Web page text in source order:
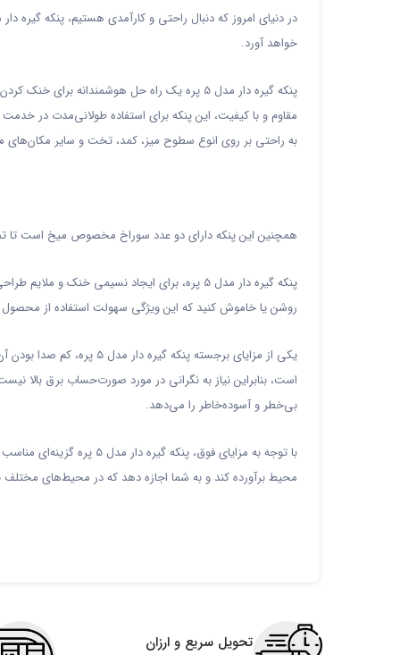
خواهد آورد.
مقاوم و با کیفیت، این پنکه برای استفاده طولانی‌مدت در
به راحتی بر روی انوع سطوح میز، کمد، تخت و سایر مکان‌های
همچنین این پنکه دارای دو عدد سوراخ مخصوص میخ است تا
پنکه گیره دار مدل 5 پره، برای ایجاد
روشن یا خاموش کنید که این ویژگی سهولت استفاده از
یکی از مزایای برجسته
بی‌خطر و آسوده‌خاطر را می‌دهد.
با توجه به مزایای
محیط برآورده کند و به شما اجازه دهد که در محیط‌های مختلف
تحویل سریع و ارزان